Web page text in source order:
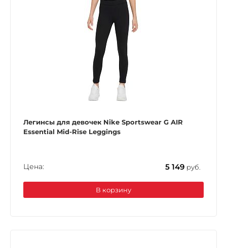
Легинсы для девочек Nike Sportswear G AIR
Essential Mid-Rise Leggings
Цена: 5 149 руб.
В корзину